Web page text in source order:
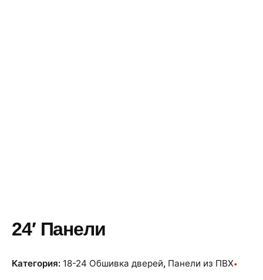
24′ Панели
Категория: 18-24 Обшивка дверей, Панели из ПВХ